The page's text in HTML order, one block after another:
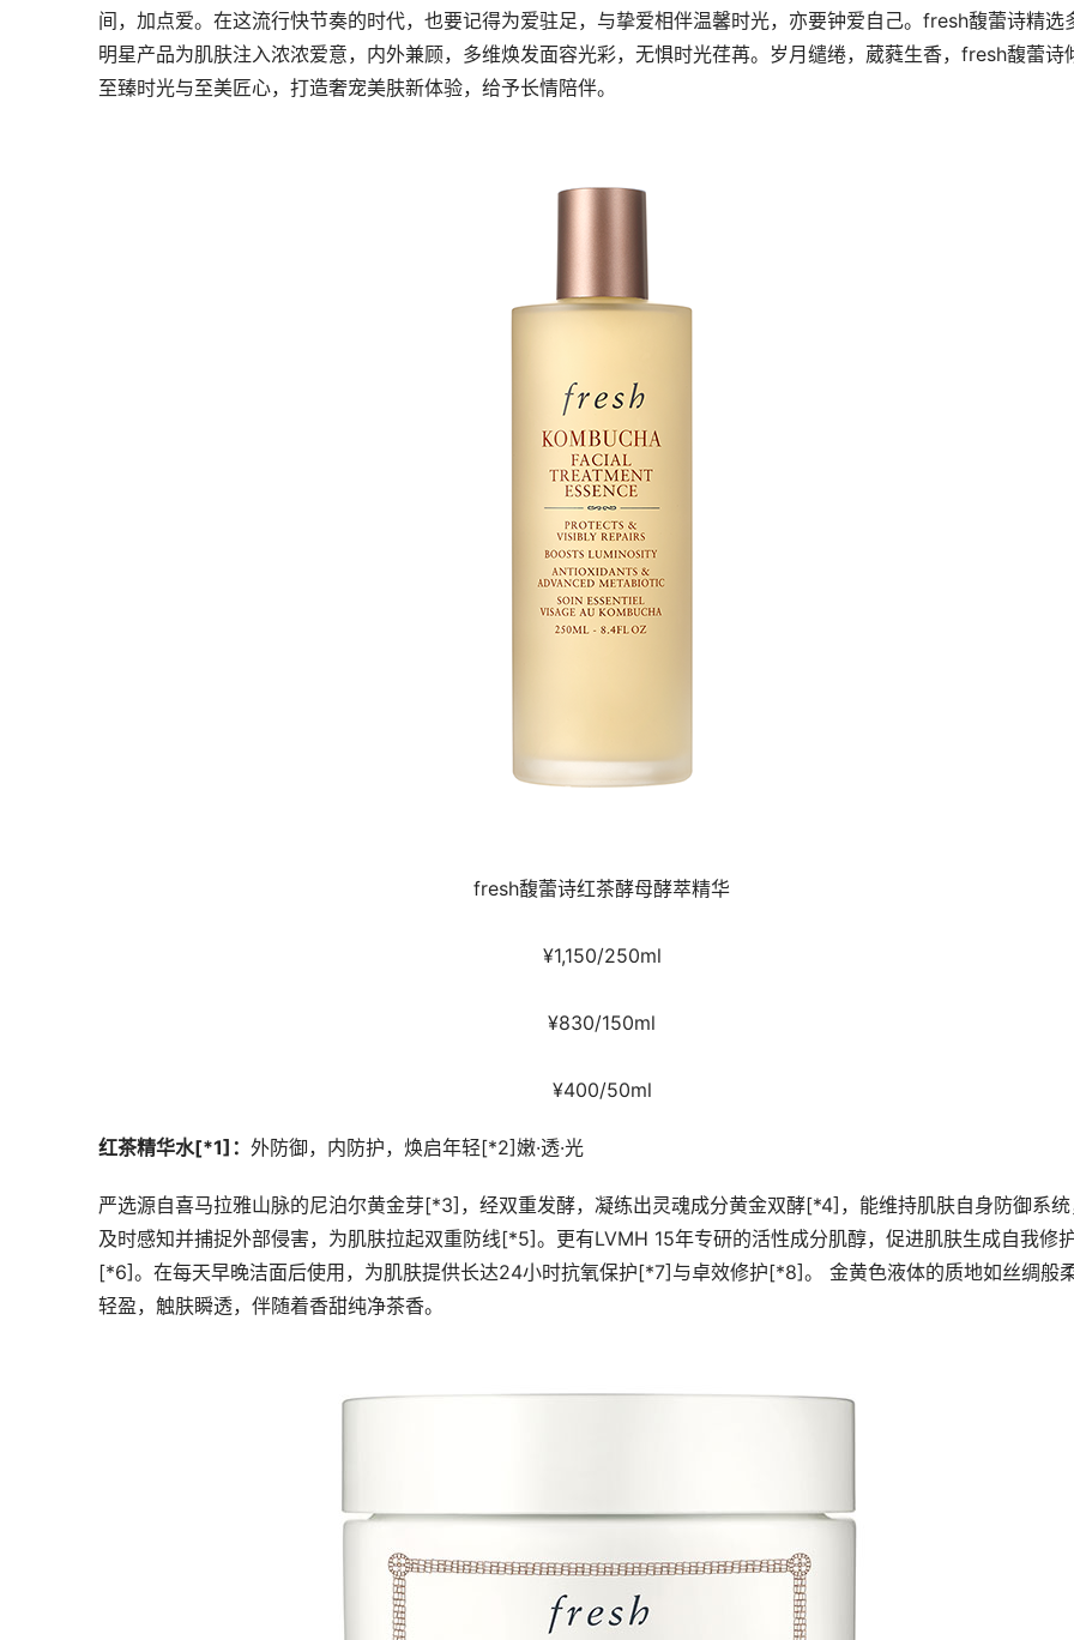
间，加点爱。在这流行快节奏的时代，也要记得为爱驻足，与挚爱相伴温馨时光，亦要钟爱自己。fresh馥蕾诗精选
明星产品为肌肤注入浓浓爱意，内外兼顾，多维焕发面容光彩，无惧时光荏苒。岁月缱绻，葳蕤生香，fresh馥蕾诗
至臻时光与至美匠心，打造奢宠美肤新体验，给予长情陪伴。
fresh馥蕾诗红茶酵母酵萃精华
¥1,150/250ml
¥830/150ml
¥400/50ml
红茶精华水[*1]： 外防御，内防护，焕启年轻[*2]嫩·透·光
严选源自喜马拉雅山脉的尼泊尔黄金芽[*3]，经双重发酵，凝练出灵魂成分黄金双酵[*4]，能维持肌肤自身防御系统
及时感知并捕捉外部侵害，为肌肤拉起双重防线[*5]。更有LVMH 15年专研的活性成分肌醇，促进肌肤生成自我修
[*6]。在每天早晚洁面后使用，为肌肤提供长达24小时抗氧保护[*7]与卓效修护[*8]。 金黄色液体的质地如丝绸般
轻盈，触肤瞬透，伴随着香甜纯净茶香。